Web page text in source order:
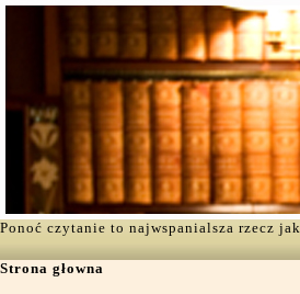
Ponoć czytanie to najwspanialsza rzecz
Strona głowna